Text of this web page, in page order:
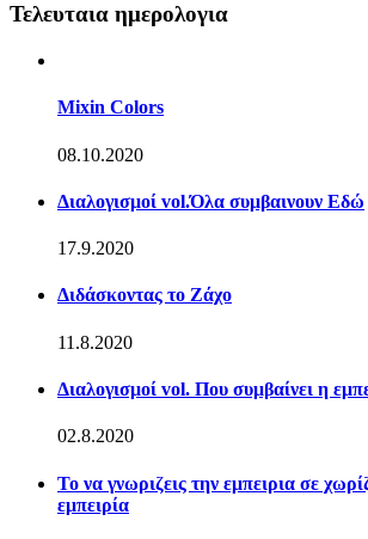
Τελευταια ημερολογια
Mixin Colors
08.10.2020
Διαλογισμοί vol.Όλα συμβαινουν Εδώ
17.9.2020
Διδάσκοντας το Ζάχο
11.8.2020
Διαλογισμοί vol. Που συμβαίνει η
02.8.2020
Το να γνωριζεις την εμπειρια σε
εμπειρία